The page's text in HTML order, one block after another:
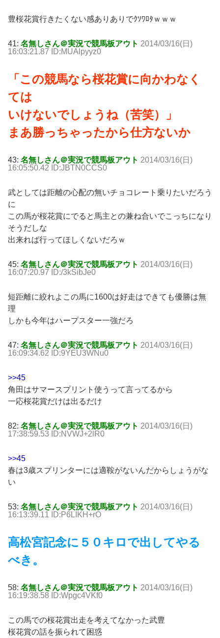
豊桜花賞行きたくない感ありありでｸｿﾜﾛﾀｗｗｗ
41: 名無しさん＠実況で競馬板アウト 2014/03/16(日)
16:03:21.87 ID:MUAlpyyz0
「この競馬なら桜花賞に向かわなく
ては
いけないでしょうね（苦笑）」
まあ勝っちゃったから仕方ないか
43: 名無しさん＠実況で競馬板アウト 2014/03/16(日)
16:05:50.42 ID:JBTN0CCS0
武としては距離の心配の無いチョコレート乗りたいだろう
に
この馬が桜花賞にでると馬主との兼ね合いでこっちになり
そうだしな
出来れば行ってほしくないだろｗ
45: 名無しさん＠実況で競馬板アウト 2014/03/16(日)
16:07:20.97 ID:/3kSibJe0
短距離に絞れよこの馬に1600は好走はできても優勝は無
理
しかも今年はハープスター一強だろ
47: 名無しさん＠実況で競馬板アウト 2014/03/16(日)
16:09:34.62 ID:9YEU3WNu0
>>45
角田はサマースプリント使うって言ってるから
一応桜花賞だけは出るだけ
82: 名無しさん＠実況で競馬板アウト 2014/03/16(日)
17:38:59.53 ID:NVWJ+2lR0
>>45
春は3歳スプリンターには適鞍がないんだからしょうがな
い
53: 名無しさん＠実況で競馬板アウト 2014/03/16(日)
16:13:39.11 ID:P6LIKH+rO
高松宮記念に５０キロで出してやる
べき。
58: 名無しさん＠実況で競馬板アウト 2014/03/16(日)
16:19:38.58 ID:Wpgc4VKf0
この馬での桜花賞出走を考えてなかった武豊
桜花賞の話を振られて困惑